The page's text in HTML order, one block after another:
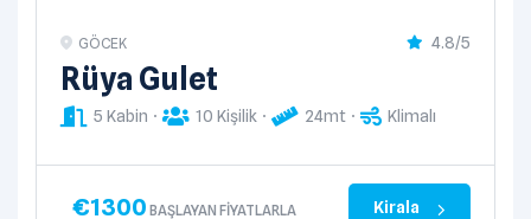
GÖCEK 4.8/5
Rüya Gulet
5 Kabin 10 Kişilik 24mt Klimalı
€1300 BAŞLAYAN FIYATLARLA Kirala